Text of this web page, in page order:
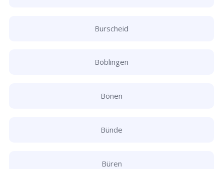
Burscheid
Böblingen
Bönen
Bünde
Büren